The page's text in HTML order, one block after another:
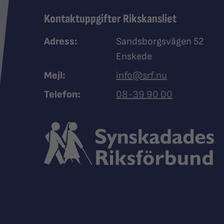
Kontaktuppgifter Rikskansliet
Adress:
Sandsborgsvägen 52
Enskede
Mejl:
info@srf.nu
Telefon:
Ring Synskadades
08-39 90 00